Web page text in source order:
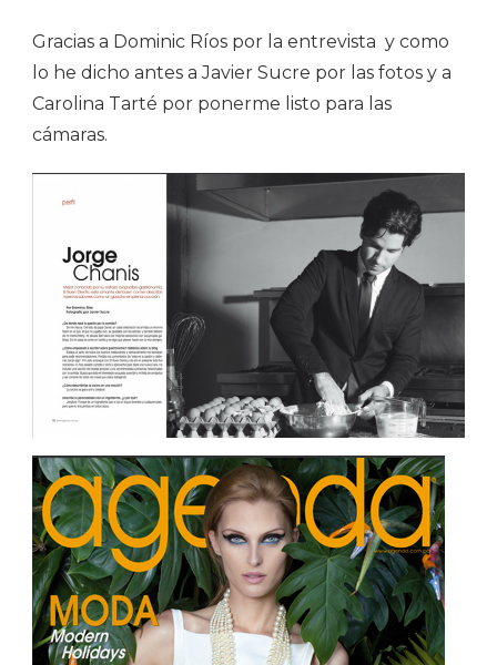
Gracias a Dominic Ríos por la entrevista y como
lo he dicho antes a Javier Sucre por las fotos y a
Carolina Tarté por ponerme listo para las
cámaras.